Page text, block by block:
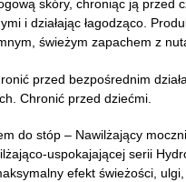
skóry, chroniąc ją przed
i działając łagodząco.
świeżym zapachem z
przed bezpośrednim
Chronić przed dziećmi.
do stóp – Nawilżający
uspokajającej serii
efekt świeżości,